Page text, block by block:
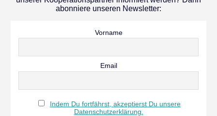
abonniere unseren Newsletter:
Vorname
Email
Indem Du fortfährst, akzeptierst Du unsere
Datenschutzerklärung.